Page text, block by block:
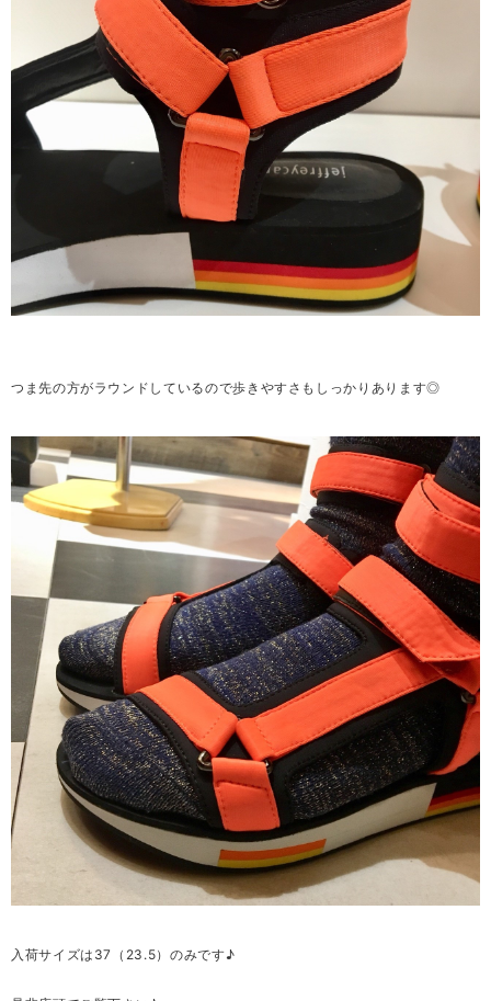
つま先の方がラウンドしているので歩きやすさもしっかりあります◎
入荷サイズは37（23.5）のみです♪